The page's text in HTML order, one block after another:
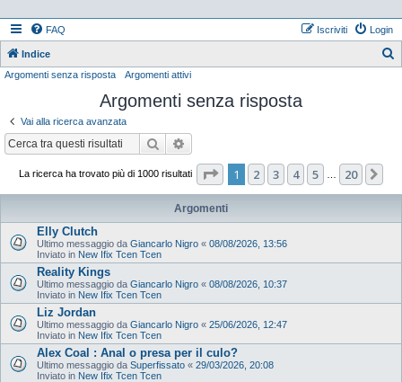
FAQ Login
Iscriviti
Indice
Argomenti senza risposta Argomenti attivi
Argomenti senza risposta
Vai alla ricerca avanzata
Cerca
La ricerca ha trovato più di 1000 risultati Pagina di 20
1 2 3 4 5 20
Argomenti
Elly Clutch
Ultimo messaggio da Giancarlo Nigro « 08/08/2026, 13:56
Inviato in New Ifix Tcen Tcen
Reality Kings
Ultimo messaggio da Giancarlo Nigro « 08/08/2026, 10:37
Inviato in New Ifix Tcen Tcen
Liz Jordan
Ultimo messaggio da Giancarlo Nigro « 25/06/2026, 12:47
Inviato in New Ifix Tcen Tcen
Alex Coal : Anal o presa per il culo?
Ultimo messaggio da Superfissato « 29/03/2026, 20:08
Inviato in New Ifix Tcen Tcen